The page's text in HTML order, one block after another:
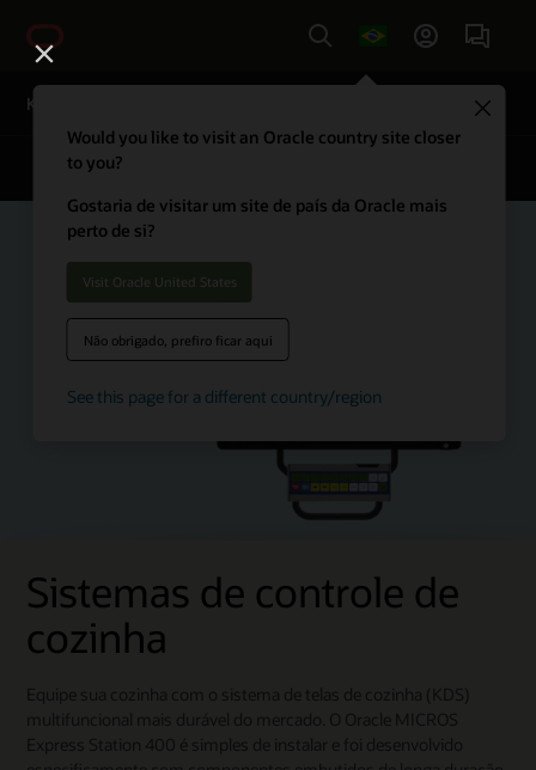
Country
Would you like to visit an Oracle country site closer
to you?
Gostaria de visitar um site de país da Oracle mais
perto de si?
Visit Oracle United States
Não obrigado, prefiro ficar aqui
See this page for a different country/region
Sistemas de controle de
cozinha
Kitchen Display Systems (KDS)
Soluções para Restaurantes